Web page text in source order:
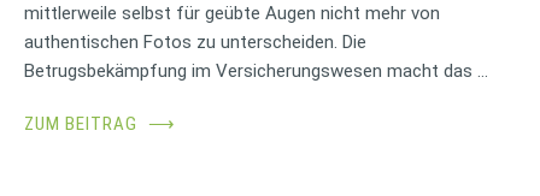
mittlerweile selbst für geübte Augen nicht mehr von
authentischen Fotos zu unterscheiden. Die
Betrugsbekämpfung im Versicherungswesen macht das …
ZUM BEITRAG ⟶